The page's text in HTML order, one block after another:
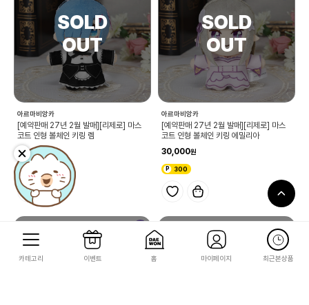
아르마비앙카
[예약판매 27년 2월 발매][리제로] 마스
코트 인형 볼체인 키링 렘
30,000
300
아르마비앙카
[예약판매 27년 2월 발매][리제로] 마스
코트 인형 볼체인 키링 에밀리아
30,000
300
카테고리 이벤트 홈 마이페이지 최근본상품